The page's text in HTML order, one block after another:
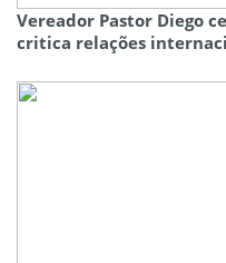
Vereador Pastor Diego
critica relações